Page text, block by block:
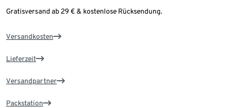
Gratisversand ab 29 € & kostenlose Rücksendung.
Versandkosten
Lieferzeit
Versandpartner
Packstation